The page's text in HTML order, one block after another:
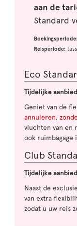
aan de
Standard
Boekingsperiode:
Reisperiode:
Eco
Tijdelijke
Geniet van de
annuleren,
vluchten van en
ook ruimbagage
Club
Tijdelijke
Naast de
van extra
zodat u uw reis